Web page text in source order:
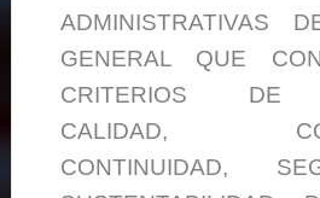
ADMINISTRATIVAS
GENERAL QUE
CRITERIOS DE
CALIDAD,
CONTINUIDAD,